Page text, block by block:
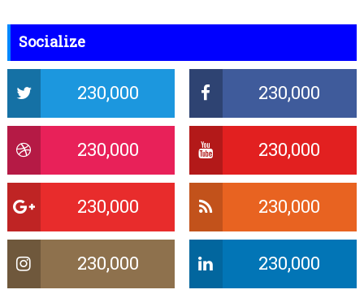
Socialize
230,000
230,000
230,000
230,000
230,000
230,000
230,000
230,000